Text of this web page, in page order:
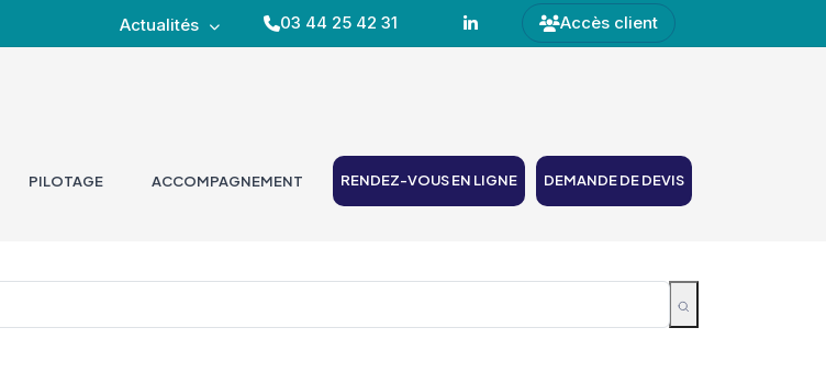
Actualités 03 44 25 42 31 Accès client
PILOTAGE ACCOMPAGNEMENT RENDEZ-VOUS EN LIGNE DEMANDE DE DEVIS